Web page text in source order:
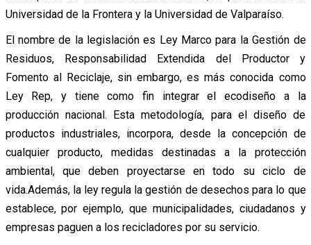
Universidad de la Frontera y la Universidad de Valparaíso.
El nombre de la legislación es Ley Marco para la Gestión de
Residuos, Responsabilidad Extendida del Productor y
Fomento al Reciclaje, sin embargo, es más conocida como
Ley Rep, y tiene como fin integrar el ecodiseño a la
producción nacional. Esta metodología, para el diseño de
productos industriales, incorpora, desde la concepción de
cualquier producto, medidas destinadas a la protección
ambiental, que deben proyectarse en todo su ciclo de
vida.Además, la ley regula la gestión de desechos para lo que
establece, por ejemplo, que municipalidades, ciudadanos y
empresas paguen a los recicladores por su servicio.